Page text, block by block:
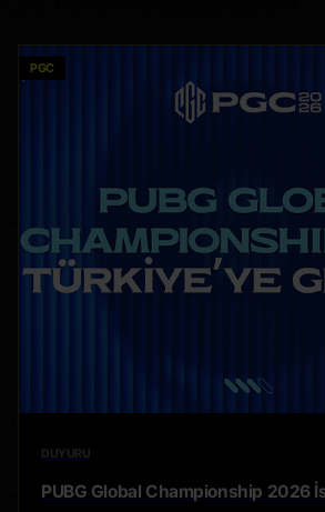
PGC
DUYURU
PUBG Global Championship 2026